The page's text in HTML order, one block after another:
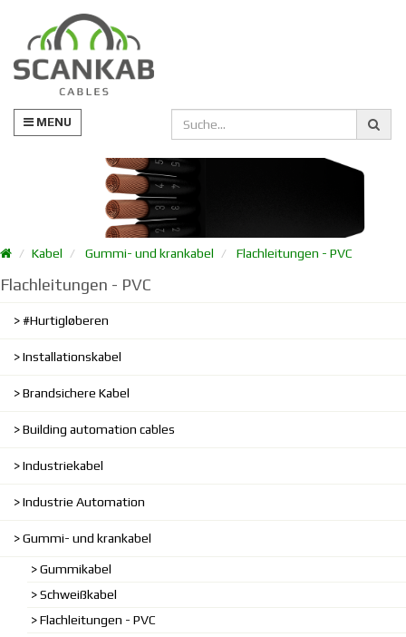
MENU
Kabel Gummi- und krankabel Flachleitungen - PVC
Flachleitungen - PVC
#Hurtigløberen
Installationskabel
Brandsichere Kabel
Building automation cables
Industriekabel
Industrie Automation
Gummi- und krankabel
Gummikabel
Schweißkabel
Flachleitungen - PVC